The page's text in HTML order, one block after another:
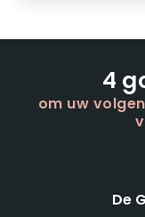
4
om uw
De